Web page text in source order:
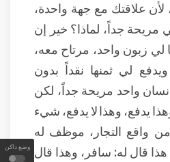
وضع داكن
لأن علاقتك مع جهة واحدة،
مريحة جداً، لماذا؟ خير إن
لي زبون واحد، مرتاح معه،
لي ثمنها نقداً بدون
واحد مريحة جداً، لكن
يدفع، وهذا لا يدفع، شيء
واقع التجار، موظف له
قال له: سافر، وهذا قال